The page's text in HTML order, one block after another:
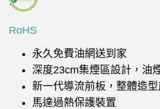
RoHS
永久免費油網送到家
深度23cm集煙區設計，油
新一代導流前板，整體造
馬達過熱保護裝置